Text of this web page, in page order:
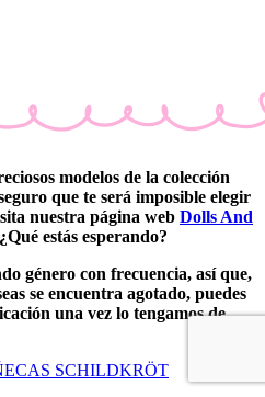
modelos de la colección
que te será imposible elegir
nuestra página web Dolls And
estás esperando?
género con frecuencia, así que,
se encuentra agotado, puedes
una vez lo tengamos de
SCHILDKRÖT